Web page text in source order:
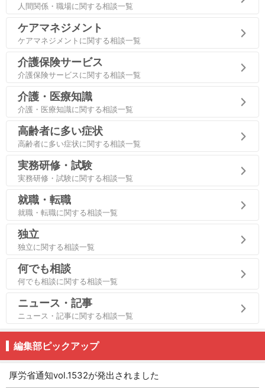
人間関係・職場に関する相談一覧
ケアマネジメント
ケアマネジメントに関する相談一覧
介護保険サービス
介護保険サービスに関する相談一覧
介護・医療知識
介護・医療知識に関する相談一覧
高齢者に多い症状
高齢者に多い症状に関する相談一覧
実務研修・試験
実務研修・試験に関する相談一覧
就職・転職
就職・転職に関する相談一覧
独立
独立に関する相談一覧
何でも相談
何でも相談に関する相談一覧
ニュース・記事
ニュース・記事に関する相談一覧
編集部ピックアップ
厚労省通知vol.1532が発出されました